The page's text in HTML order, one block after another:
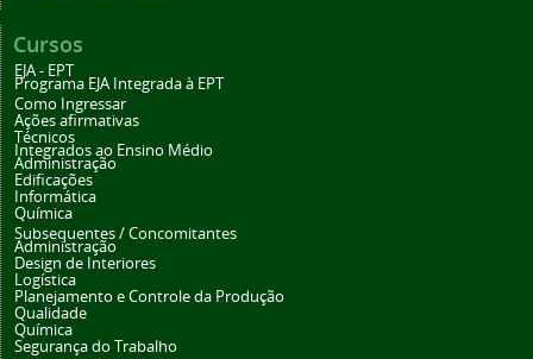
Cursos
EJA - EPT
Programa EJA Integrada à EPT
Como Ingressar
Ações afirmativas
Técnicos
Integrados ao Ensino Médio
Administração
Edificações
Informática
Química
Subsequentes / Concomitantes
Administração
Design de Interiores
Logística
Planejamento e Controle da Produção
Qualidade
Química
Segurança do Trabalho